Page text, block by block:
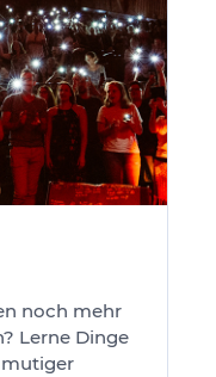
noch mehr
Lerne Dinge